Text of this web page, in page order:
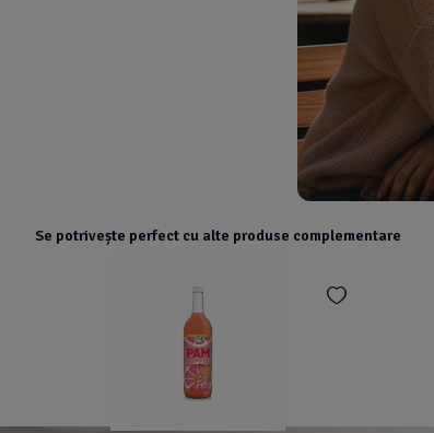
Se potrivește perfect cu alte produse complementare